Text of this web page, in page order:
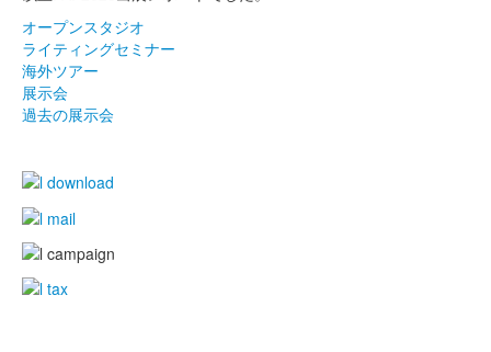
オープンスタジオ
ライティングセミナー
海外ツアー
展示会
過去の展示会